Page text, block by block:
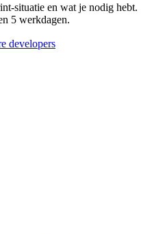
situatie en wat je nodig hebt.
5 werkdagen.
developers